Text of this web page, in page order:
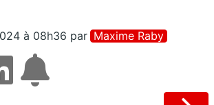
à 08h36 par Maxime Raby